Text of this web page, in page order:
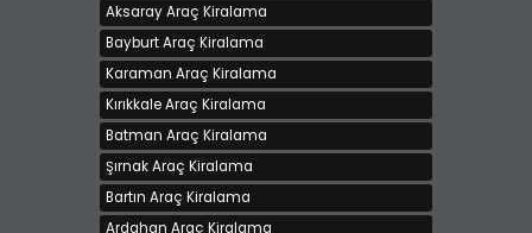
Aksaray Araç Kiralama
Bayburt Araç Kiralama
Karaman Araç Kiralama
Kırıkkale Araç Kiralama
Batman Araç Kiralama
Şırnak Araç Kiralama
Bartın Araç Kiralama
Ardahan Araç Kiralama